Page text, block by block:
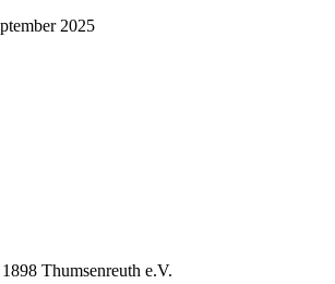
2025
Thumsenreuth e.V.